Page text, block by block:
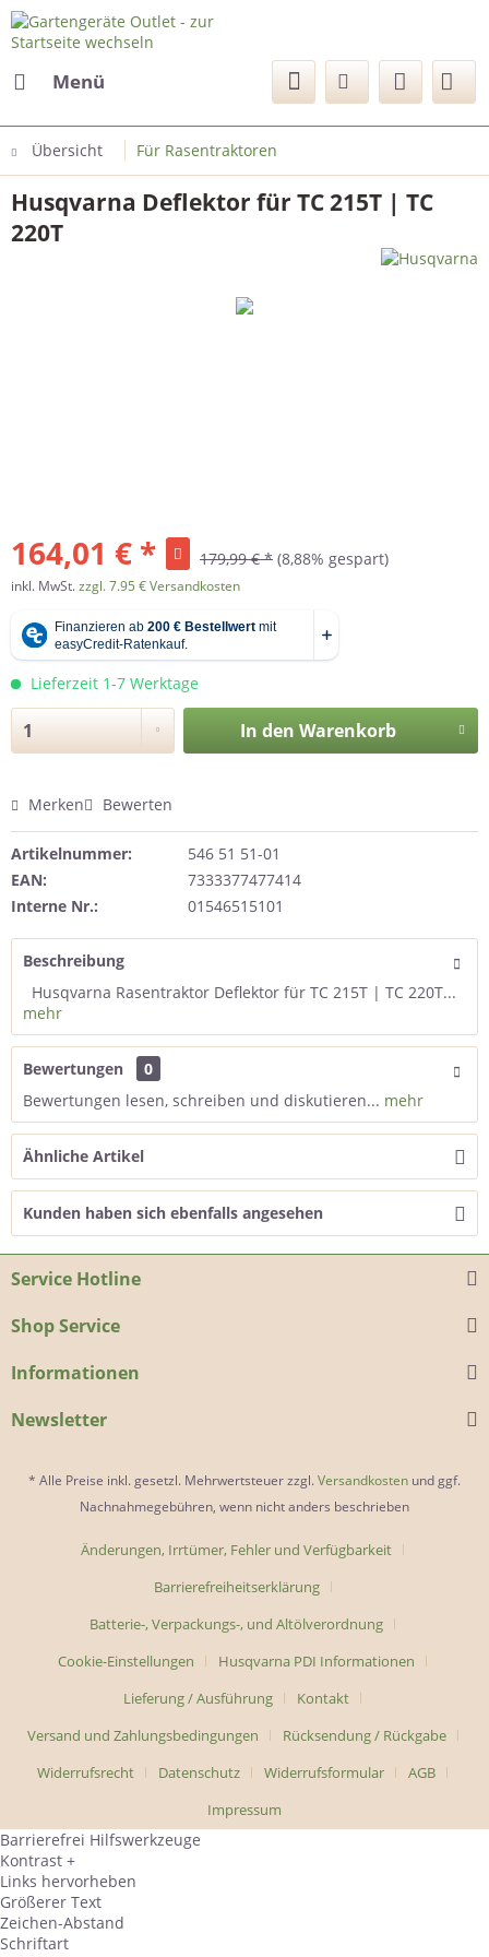
Menü
Übersicht Für Rasentraktoren
Husqvarna Deflektor für TC 215T | TC
220T
164,01 € * 179,99 € * (8,88% gespart)
inkl. MwSt.zzgl. 7.95 € Versandkosten
Lieferzeit 1-7 Werktage
In den Warenkorb
Merken Bewerten
Artikelnummer:
546 51 51-01
EAN:
7333377477414
Interne Nr.:
01546515101
Beschreibung
Husqvarna Rasentraktor Deflektor für TC 215T | TC 220T...
mehr
Bewertungen
0
Bewertungen lesen, schreiben und diskutieren... mehr
Ähnliche Artikel
Kunden haben sich ebenfalls angesehen
Service Hotline
Shop Service
Informationen
Newsletter
* Alle Preise inkl. gesetzl. Mehrwertsteuer zzgl.Versandkosten und ggf.
Nachnahmegebühren, wenn nicht anders beschrieben
Änderungen, Irrtümer, Fehler und Verfügbarkeit
Barrierefreiheitserklärung
Batterie-, Verpackungs-, und Altölverordnung
Cookie-Einstellungen
Husqvarna PDI Informationen
Lieferung / Ausführung
Kontakt
Versand und Zahlungsbedingungen
Rücksendung / Rückgabe
Widerrufsrecht
Datenschutz Widerrufsformular
AGB
Impressum
Barrierefrei Hilfswerkzeuge
Kontrast +
Links hervorheben
Größerer Text
Zeichen-Abstand
Schriftart